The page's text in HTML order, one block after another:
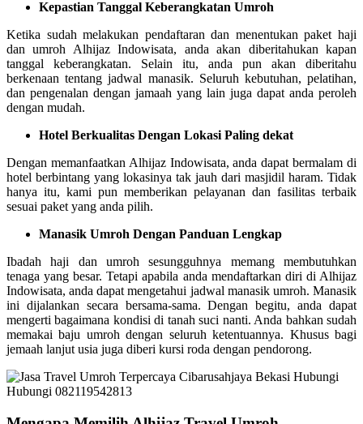
Kepastian Tanggal Keberangkatan Umroh
Ketika sudah melakukan pendaftaran dan menentukan paket haji
dan umroh Alhijaz Indowisata, anda akan diberitahukan kapan
tanggal keberangkatan. Selain itu, anda pun akan diberitahu
berkenaan tentang jadwal manasik. Seluruh kebutuhan, pelatihan,
dan pengenalan dengan jamaah yang lain juga dapat anda peroleh
dengan mudah.
Hotel Berkualitas Dengan Lokasi Paling dekat
Dengan memanfaatkan Alhijaz Indowisata, anda dapat bermalam di
hotel berbintang yang lokasinya tak jauh dari masjidil haram. Tidak
hanya itu, kami pun memberikan pelayanan dan fasilitas terbaik
sesuai paket yang anda pilih.
Manasik Umroh Dengan Panduan Lengkap
Ibadah haji dan umroh sesungguhnya memang membutuhkan
tenaga yang besar. Tetapi apabila anda mendaftarkan diri di Alhijaz
Indowisata, anda dapat mengetahui jadwal manasik umroh. Manasik
ini dijalankan secara bersama-sama. Dengan begitu, anda dapat
mengerti bagaimana kondisi di tanah suci nanti. Anda bahkan sudah
memakai baju umroh dengan seluruh ketentuannya. Khusus bagi
jemaah lanjut usia juga diberi kursi roda dengan pendorong.